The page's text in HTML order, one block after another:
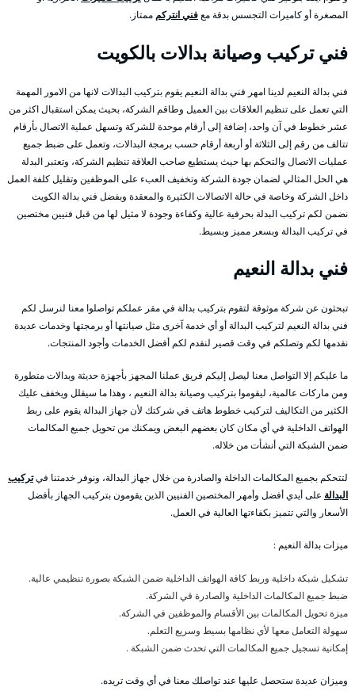
المصغرة أو كاميرات التجسس بدقة معفني انتركمممتاز.
فني تركيب وصيانة بدالات بالكويت
فني بدالة النعيم لدينا امهر فني بدالة النعيم يقوم بتركيب البدالات لانها من الامور المهمة
التي تعمل على تنظيم العلاقات بين العميل وطاقم الشركة، بحيث يمكن استقبال اكثر من
عشر خطوط في آن واحد، إضافة إلى أرقام موحدة للشركة وتسهل عملية الاتصال بأرقام
تتالف من رقم إلى الثلاثة أو أربعة أرقام حسب برمجة البدالات، وتعمل على ضبط جميع
عمليات الاتصال والتحكم بها حيث يستطيع صاحب العلاقة تنظيم الشركة، وتعتبر البدلة
هي الحل المثالي لضمان جودة الشركة وتخفيف العبء على الموظفين وتقليل كلفة العمل
داخل الشركة وخاصة في حالة الاتصالات الكثيرة والمعقدة وبفضل فني بدالة الكويت
نضمن لكم تركيب البدلة بحرفية عالية وكفاءة وجودة لا مثيل لها من قبل فنيين مختصين
في تركيب البدالة وبسعر مميز وبسيط.
فني بدالة النعيم
تبحثون عن شركة موثوقة لتقوم بتركيب بدالة في مقر عملكم تواصلوا معنا لنرسل لكم
فني بدالة النعيم لتركيب البدالة أو أي خدمة آخرى مثل صيانتها أو برمجتها وخدمات عديدة
نقدمها لكم وتصلكم في وقت قصير لنقدم لكم أفضل الخدمات وأجود المنتجات.
ما عليكم إلا التواصل معنا ليصل إليكم فريق عملنا المجهز بأجهزة حديثة وبدالات متطورة
ومن ماركات عالمية، ليقوموا بتركيب وصيانة بدالة النعيم ، وهذا ما سيقلل ويخفف عليك
الكثير من التكاليف لتركيب خطوط هاتف في شركتك لأن جهاز البدالة يقوم على ربط
الهواتف الداخلية في أي مكان كان بعضهم البعض ويمكنك من تحويل جميع المكالمات
ضمن الشبكة التي أنشأت من خلاله.
لتتحكم بجميع المكالمات الداخلة والصادرة من خلال جهاز البدالة، ونوفر خدمتنا فيتركيب
البدالة على أيدي أفضل وأمهر المختصين الفنيين الذين يقومون بتركيب الجهاز بأفضل
الأسعار والتي تتميز بكفاءتها العالية في العمل.
ميزات بدالة النعيم :
تشكيل شبكة داخلية وربط كافة الهواتف الداخلية ضمن الشبكة بصورة تنظيمي عالية.
ضبط جميع المكالمات الداخلية والصادرة قي الشركة.
ميزة تحويل المكالمات بين الأقسام والموظفين في الشركة.
سهولة التعامل معها لأي نظامها بسيط وسريع التعلم.
إمكانية تسجيل جميع المكالمات التي تحدث ضمن الشبكة .
وميزان عديدة ستحصل عليها عند تواصلك معنا في أي وقت تريده.